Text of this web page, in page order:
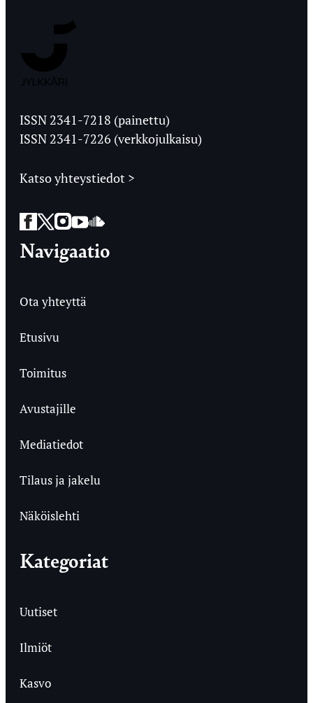
Ylioppilaslehti
ISSN 2341-7218 (painettu)
ISSN 2341-7226 (verkkojulkaisu)
Katso yhteystiedot >
Facebook
Twitter
Instagram
YouTube
SoundCloud
Navigaatio
Ota yhteyttä
Etusivu
Toimitus
Avustajille
Mediatiedot
Tilaus ja jakelu
Näköislehti
Kategoriat
Uutiset
Ilmiöt
Kasvo